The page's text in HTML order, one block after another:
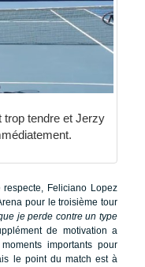
trop tendre et Jerzy
Feliciano Lopez
pour le troisième tour
je perde contre un type
de motivation a
importants pour
le point du match est à